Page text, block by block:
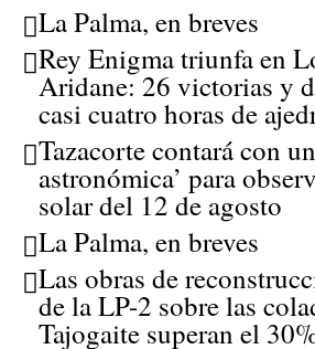
La Palma, en breves
Rey Enigma triunfa en
Aridane: 26 victorias y
casi cuatro horas de
Tazacorte contará con
astronómica’ para
solar del 12 de agosto
La Palma, en breves
Las obras de
de la LP-2 sobre las
Tajogaite superan el